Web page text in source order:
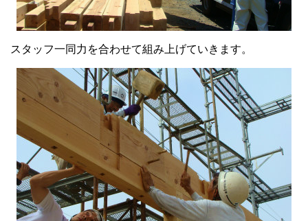
スタッフ一同力を合わせて組み上げていきます。